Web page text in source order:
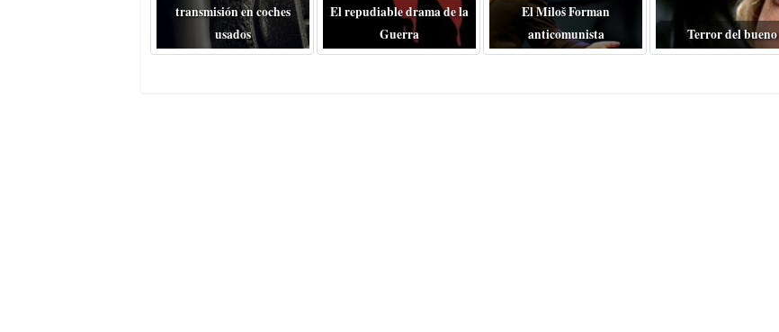
transmisión en coches
usados
El repudiable drama de la
Guerra
El Miloš Forman
anticomunista
Terror del bueno